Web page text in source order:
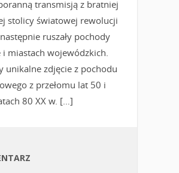
transmisją z bratniej
stolicy światowej rewolucji
ruszały pochody
miastach wojewódzkich.
unikalne zdjęcie z pochodu
z przełomu lat 50 i
80 XX w. […]